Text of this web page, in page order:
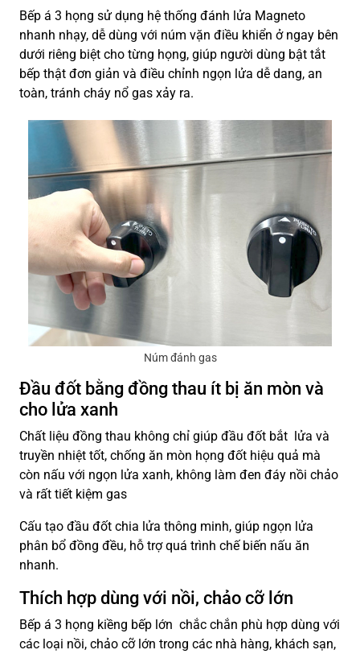
Bếp á 3 họng sử dụng hệ thống đánh lửa Magneto
nhanh nhạy, dễ dùng với núm vặn điều khiển ở ngay bên
dưới riêng biệt cho từng họng, giúp người dùng bật tắt
bếp thật đơn giản và điều chỉnh ngọn lửa dễ dang, an
toàn, tránh cháy nổ gas xảy ra.
Núm đánh gas
Đầu đốt bằng đồng thau ít bị ăn mòn và
cho lửa xanh
Chất liệu đồng thau không chỉ giúp đầu đốt bắt lửa và
truyền nhiệt tốt, chống ăn mòn họng đốt hiệu quả mà
còn nấu với ngọn lửa xanh, không làm đen đáy nồi chảo
và rất tiết kiệm gas
Cấu tạo đầu đốt chia lửa thông minh, giúp ngọn lửa
phân bổ đồng đều, hỗ trợ quá trình chế biến nấu ăn
nhanh.
Thích hợp dùng với nồi, chảo cỡ lớn
Bếp á 3 họng kiềng bếp lớn chắc chắn phù hợp dùng với
các loại nồi, chảo cỡ lớn trong các nhà hàng, khách sạn,